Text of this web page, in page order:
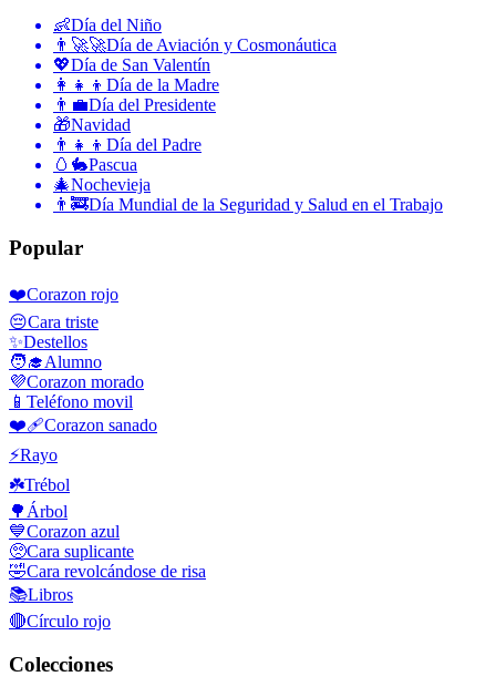
👶Día del Niño
👨‍🚀🚀Día de Aviación y Cosmonáutica
💖Día de San Valentín
👩‍👧‍👦 Día de la Madre
👨‍💼Día del Presidente
🎁Navidad
👨‍👧‍👦 Día del Padre
🥚🐇Pascua
🎄Nochevieja
👨‍🚒Día Mundial de la Seguridad y Salud en el Trabajo
Popular
❤️Corazon rojo
😔Cara triste
✨Destellos
🧑‍🎓Alumno
💜Corazon morado
📱 Teléfono movil
❤️‍🩹Corazon sanado
⚡Rayo
☘️Trébol
🌳 Árbol
💙Corazon azul
🥺Cara suplicante
🤣Cara revolcándose de risa
📚Libros
🔴Círculo rojo
Colecciones